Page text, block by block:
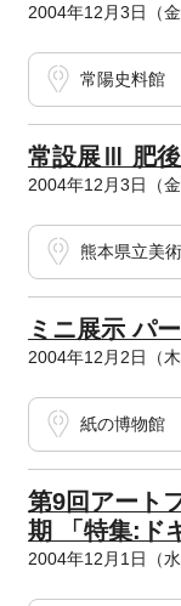
2004年12月3日（
常陽史料館
常設展Ⅲ 肥
2004年12月3日（
熊本県立美
ミニ展示 パ
2004年12月2日（
紙の博物館
第9回アート
期 「特集:ド
2004年12月1日（